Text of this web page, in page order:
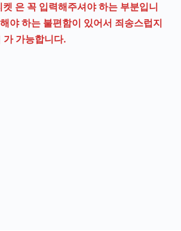
은 꼭 입력해주셔야 하는 부분입니
야 하는 불편함이 있어서 죄송스럽지
가능합니다.